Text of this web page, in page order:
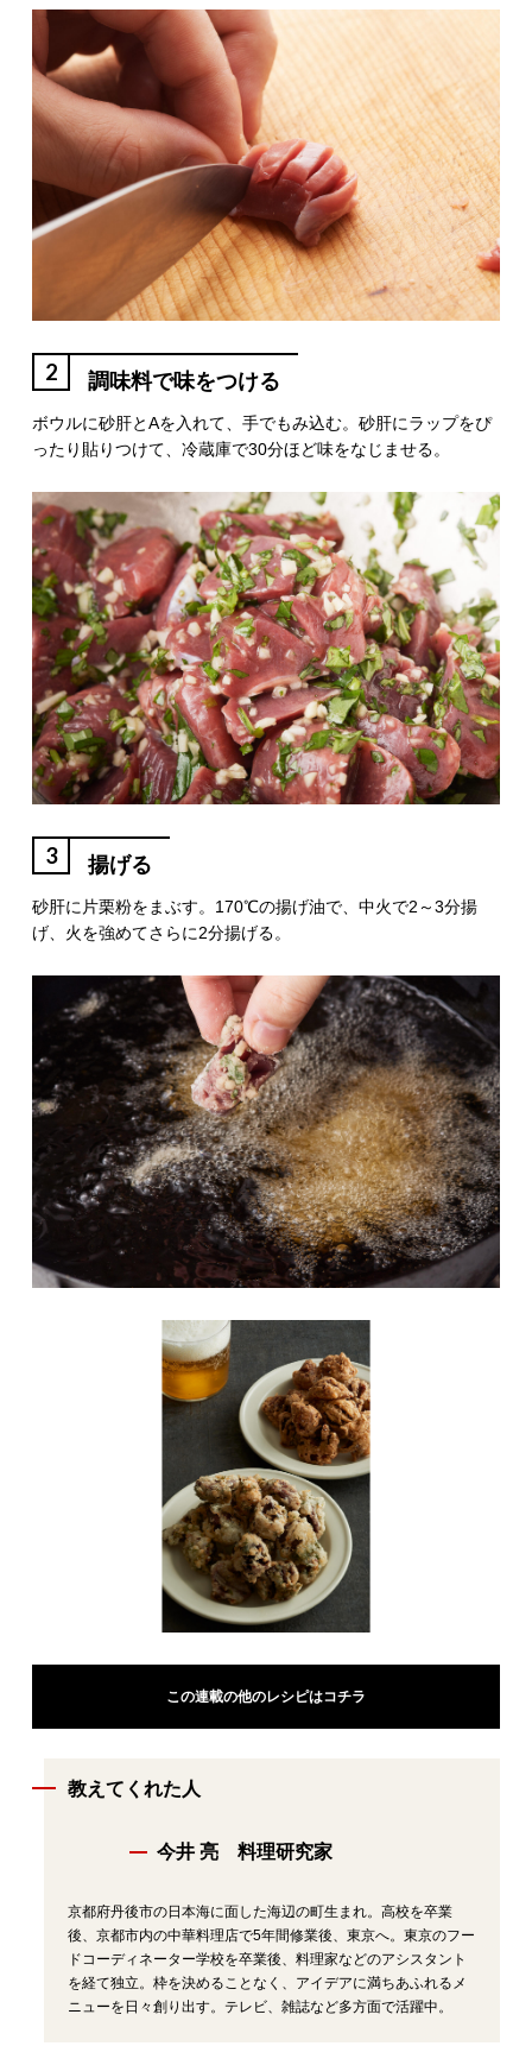
2 調味料で味をつける
ボウルに砂肝とAを入れて、手でもみ込む。砂肝にラップをぴ
ったり貼りつけて、冷蔵庫で30分ほど味をなじませる。
3 揚げる
砂肝に片栗粉をまぶす。170℃の揚げ油で、中火で2～3分揚
げ、火を強めてさらに2分揚げる。
この連載の他のレシピはコチラ
教えてくれた人
今井 亮 料理研究家
京都府丹後市の日本海に面した海辺の町生まれ。高校を卒業
後、京都市内の中華料理店で5年間修業後、東京へ。東京のフー
ドコーディネーター学校を卒業後、料理家などのアシスタント
を経て独立。枠を決めることなく、アイデアに満ちあふれるメ
ニューを日々創り出す。テレビ、雑誌など多方面で活躍中。